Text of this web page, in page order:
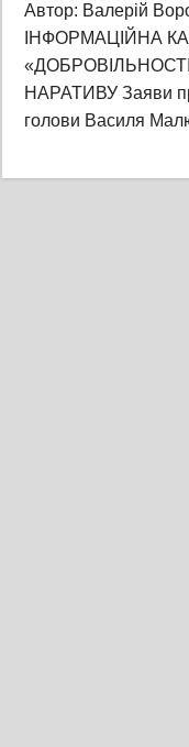
Автор: Валерій
ІНФОРМАЦІЙНА
НАРАТИВУ Заяви
голови Василя